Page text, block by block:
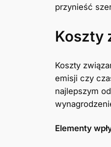
przynieść
Koszty
Koszty
emisji czy
najlepszym
Elementy